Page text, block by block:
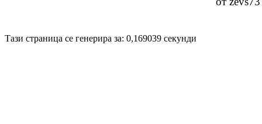
Тази страница се генерира за: 0,169039 секунди